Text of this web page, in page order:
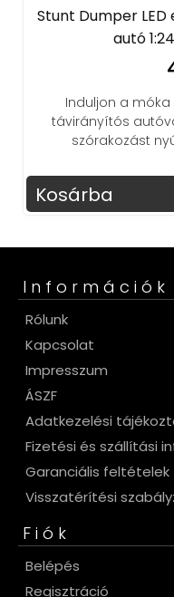
Stunt Dumper
autó
Induljon a móka
távirányítós
szórakozást
Kosárba
Információk
Rólunk
Kapcsolat
Impresszum
ÁSZF
Adatkezelési
Fizetési és szállítási
Garanciális feltételek
Visszatérítési
Fiók
Belépés
Regisztráció